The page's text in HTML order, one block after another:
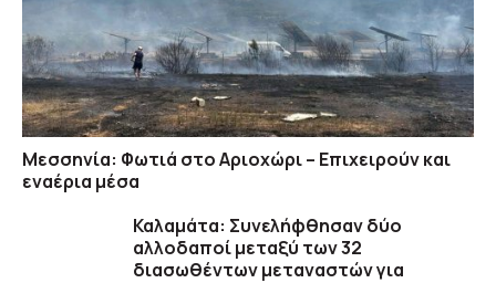
Μεσσηνία: Φωτιά στο Αριοχώρι – Επιχειρούν και
εναέρια μέσα
Καλαμάτα: Συνελήφθησαν δύο
αλλοδαποί μεταξύ των 32
διασωθέντων μεταναστών για